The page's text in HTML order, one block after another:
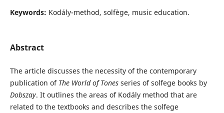
Keywords: Kodály-method, solfège, music education.
Abstract
The article discusses the necessity of the contemporary
publication of The World ofTones series of solfege books by
Dobszay. It outlines the areas of Kodály method that are
related to the textbooks and describes the solfege